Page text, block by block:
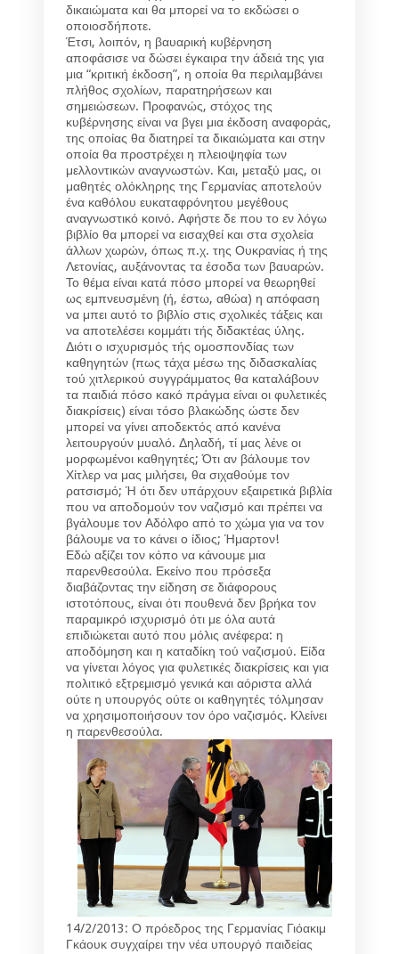
δικαιώματα και θα μπορεί να το εκδώσει ο
οποιοσδήποτε.
Έτσι, λοιπόν, η βαυαρική κυβέρνηση
αποφάσισε να δώσει έγκαιρα την άδειά της για
μια “κριτική έκδοση”, η οποία θα περιλαμβάνει
πλήθος σχολίων, παρατηρήσεων και
σημειώσεων. Προφανώς, στόχος της
κυβέρνησης είναι να βγει μια έκδοση αναφοράς,
της οποίας θα διατηρεί τα δικαιώματα και στην
οποία θα προστρέχει η πλειοψηφία των
μελλοντικών αναγνωστών. Και, μεταξύ μας, οι
μαθητές ολόκληρης της Γερμανίας αποτελούν
ένα καθόλου ευκαταφρόνητου μεγέθους
αναγνωστικό κοινό. Αφήστε δε που το εν λόγω
βιβλίο θα μπορεί να εισαχθεί και στα σχολεία
άλλων χωρών, όπως π.χ. της Ουκρανίας ή της
Λετονίας, αυξάνοντας τα έσοδα των βαυαρών.
Το θέμα είναι κατά πόσο μπορεί να θεωρηθεί
ως εμπνευσμένη (ή, έστω, αθώα) η απόφαση
να μπει αυτό το βιβλίο στις σχολικές τάξεις και
να αποτελέσει κομμάτι τής διδακτέας ύλης.
Διότι ο ισχυρισμός τής ομοσπονδίας των
καθηγητών (πως τάχα μέσω της διδασκαλίας
τού χιτλερικού συγγράμματος θα καταλάβουν
τα παιδιά πόσο κακό πράγμα είναι οι φυλετικές
διακρίσεις) είναι τόσο βλακώδης ώστε δεν
μπορεί να γίνει αποδεκτός από κανένα
λειτουργούν μυαλό. Δηλαδή, τί μας λένε οι
μορφωμένοι καθηγητές; Ότι αν βάλουμε τον
Χίτλερ να μας μιλήσει, θα σιχαθούμε τον
ρατσισμό; Ή ότι δεν υπάρχουν εξαιρετικά βιβλία
που να αποδομούν τον ναζισμό και πρέπει να
βγάλουμε τον Αδόλφο από το χώμα για να τον
βάλουμε να το κάνει ο ίδιος; Ήμαρτον!
Εδώ αξίζει τον κόπο να κάνουμε μια
παρενθεσούλα. Εκείνο που πρόσεξα
διαβάζοντας την είδηση σε διάφορους
ιστοτόπους, είναι ότι πουθενά δεν βρήκα τον
παραμικρό ισχυρισμό ότι με όλα αυτά
επιδιώκεται αυτό που μόλις ανέφερα: η
αποδόμηση και η καταδίκη τού ναζισμού. Είδα
να γίνεται λόγος για φυλετικές διακρίσεις και για
πολιτικό εξτρεμισμό γενικά και αόριστα αλλά
ούτε η υπουργός ούτε οι καθηγητές τόλμησαν
να χρησιμοποιήσουν τον όρο ναζισμός. Κλείνει
η παρενθεσούλα.
14/2/2013: Ο πρόεδρος της Γερμανίας Γιόακιμ
Γκάουκ συγχαίρει την νέα υπουργό παιδείας